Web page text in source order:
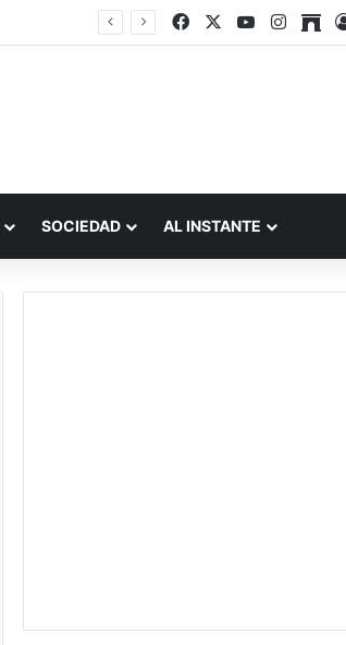
FacebookYouTube
SOCIEDAD AL INSTANTE